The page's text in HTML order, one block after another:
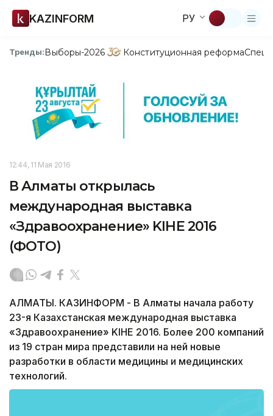
KAZINFORM РУ
Тренды:Выборы-2026 Конституционная реформа
12:44, 11 Мая 2016
В Алматы открылась
международная выставка
«Здравоохранение» KIHE 2016
(ФОТО)
АЛМАТЫ. КАЗИНФОРМ - В Алматы начала работу
23-я Казахстанская международная выставка
«Здравоохранение» KIHE 2016. Более 200 компаний
из 19 стран мира представили на ней новые
разработки в области медицины и медицинских
технологий.